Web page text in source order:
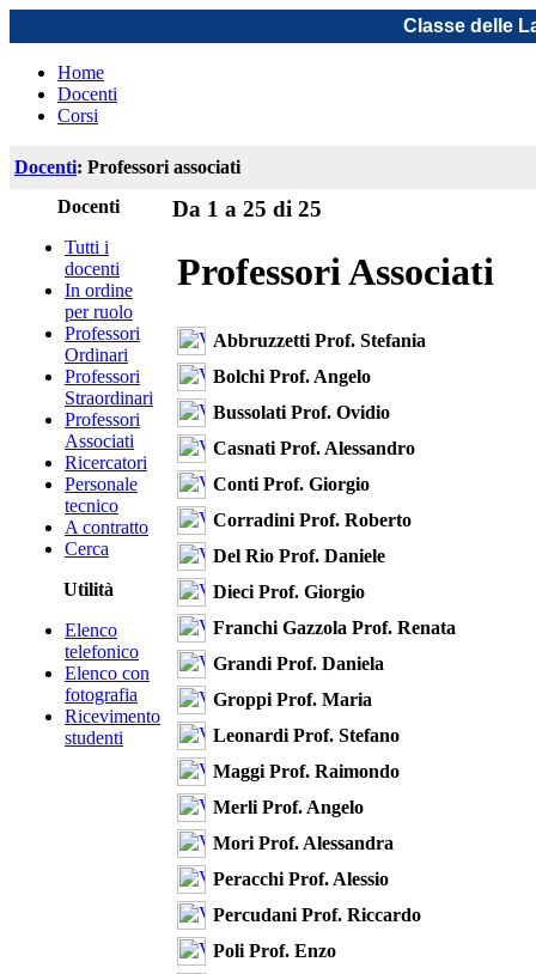
Classe delle
Home
Docenti
Corsi
Docenti: Professori associati
Docenti
Tutti i
docenti
In ordine
per ruolo
Professori
Ordinari
Professori
Straordinari
Professori
Associati
Ricercatori
Personale
tecnico
A contratto
Cerca
Utilità
Elenco
telefonico
Elenco con
fotografia
Ricevimento
studenti
Da 1 a 25 di 25
Professori Associati
Abbruzzetti Prof. Stefania
Bolchi Prof. Angelo
Bussolati Prof. Ovidio
Casnati Prof. Alessandro
Conti Prof. Giorgio
Corradini Prof. Roberto
Del Rio Prof. Daniele
Dieci Prof. Giorgio
Franchi Gazzola Prof. Renata
Grandi Prof. Daniela
Groppi Prof. Maria
Leonardi Prof. Stefano
Maggi Prof. Raimondo
Merli Prof. Angelo
Mori Prof. Alessandra
Peracchi Prof. Alessio
Percudani Prof. Riccardo
Poli Prof. Enzo